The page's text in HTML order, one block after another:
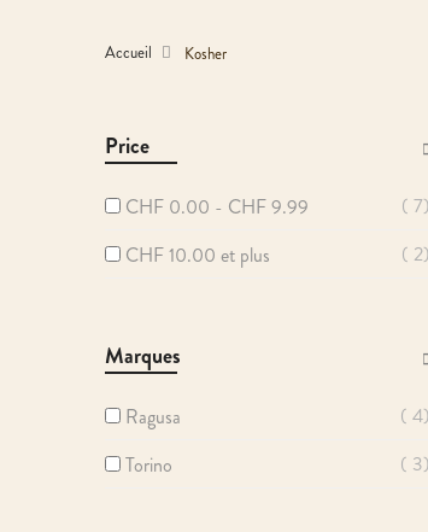
Accueil Kosher
Price
CHF 0.00 - CHF 9.99
7
CHF 10.00 et plus 2
Marques
Ragusa
4
Torino
3